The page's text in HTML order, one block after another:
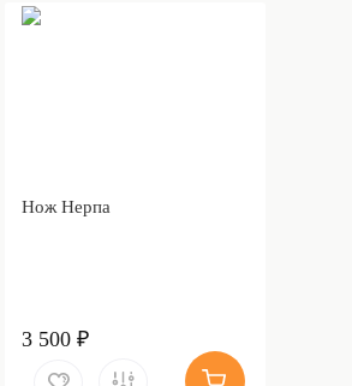
Нож Нерпа
3 500 ₽